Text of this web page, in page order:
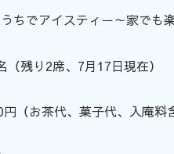
うちでアイスティー～家でも
（残り2席、7月17日現在）
円（お茶代、菓子代、入庵料